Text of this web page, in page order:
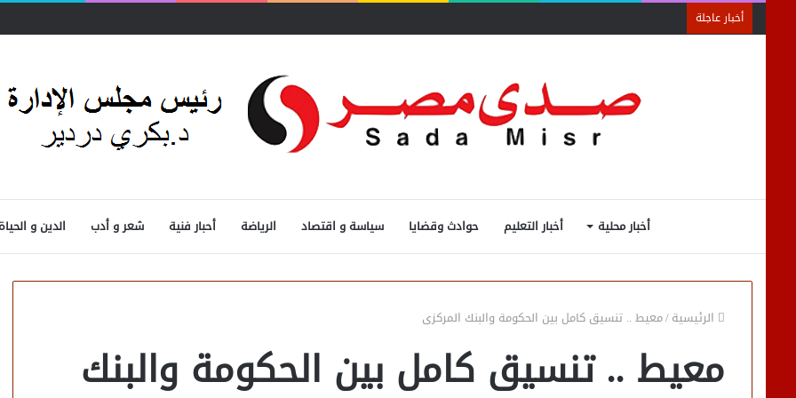
أخبار عاجلة
أخبار محلية أخبار التعليم حوادث وقضايا سياسة و اقتصاد الرياضة أحبار فنية شعر و أدب الدين و الحياة
الرئيسية/معيط .. تنسيق كامل بين الحكومة والبنك المركزى
معيط .. تنسيق كامل بين الحكومة والبنك